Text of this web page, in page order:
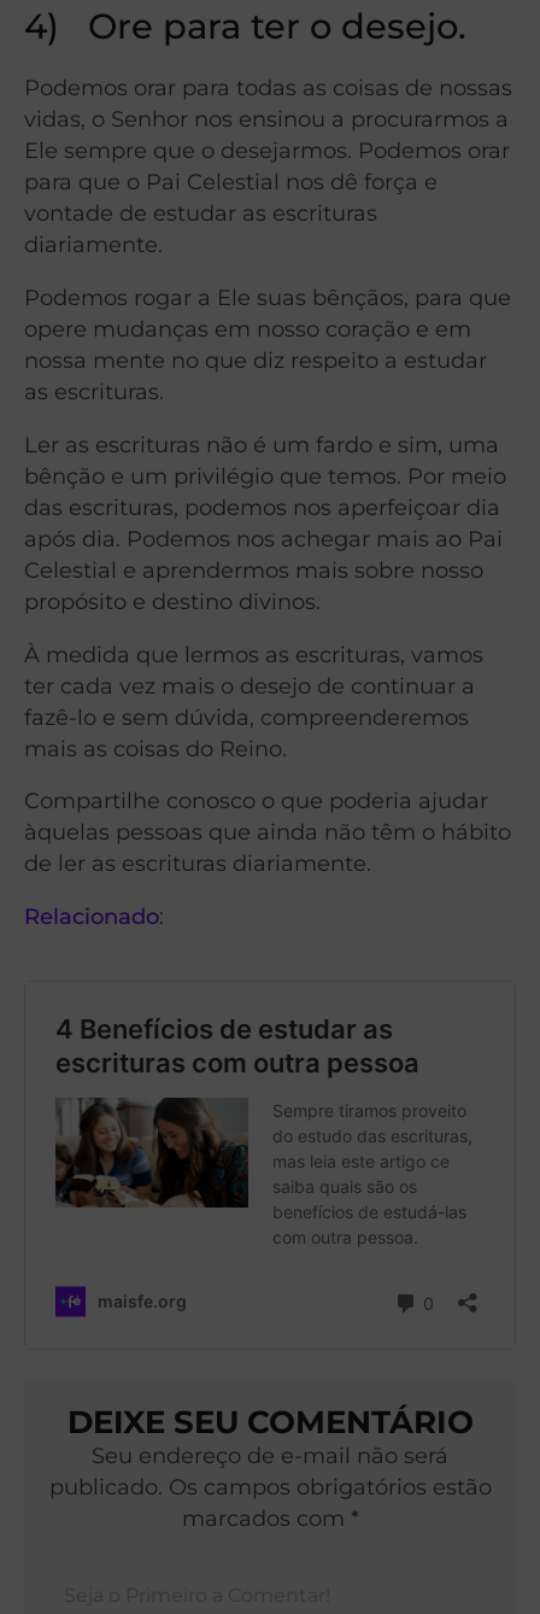
4) Ore para ter o desejo.
Podemos orar para todas as coisas de nossas
vidas, o Senhor nos ensinou a procurarmos a
Ele sempre que o desejarmos. Podemos orar
para que o Pai Celestial nos dê força e
vontade de estudar as escrituras
diariamente.
Podemos rogar a Ele suas bênçãos, para que
opere mudanças em nosso coração e em
nossa mente no que diz respeito a estudar
as escrituras.
Ler as escrituras não é um fardo e sim, uma
bênção e um privilégio que temos. Por meio
das escrituras, podemos nos aperfeiçoar dia
após dia. Podemos nos achegar mais ao Pai
Celestial e aprendermos mais sobre nosso
propósito e destino divinos.
À medida que lermos as escrituras, vamos
ter cada vez mais o desejo de continuar a
fazê-lo e sem dúvida, compreenderemos
mais as coisas do Reino.
Compartilhe conosco o que poderia ajudar
àquelas pessoas que ainda não têm o hábito
de ler as escrituras diariamente.
Relacionado:
DEIXE SEU COMENTÁRIO
Seu endereço de e-mail não será
publicado. Os campos obrigatórios estão
marcados com *